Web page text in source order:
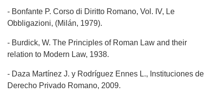
- Bonfante P. Corso di Diritto Romano, Vol. IV, Le
Obbligazioni, (Milán, 1979).
- Burdick, W. The Principles of Roman Law and their
relation to Modern Law, 1938.
- Daza Martínez J. y Rodríguez Ennes L., Instituciones de
Derecho Privado Romano, 2009.